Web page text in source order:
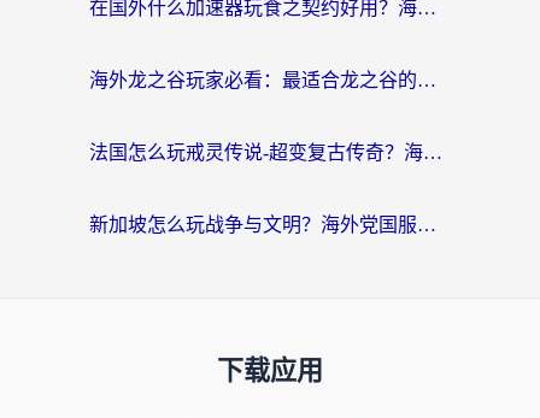
在国外什么加速器玩食之契约好用？海外党亲测有效的国服游戏加速指南
海外龙之谷玩家必看：最适合龙之谷的加速器，解决延迟卡顿还能畅玩幻书启示录和梦幻西游？
法国怎么玩戒灵传说-超变复古传奇？海外玩家国服游戏加速终极指南
新加坡怎么玩战争与文明？海外党国服游戏加速器终极避坑指南
下载应用